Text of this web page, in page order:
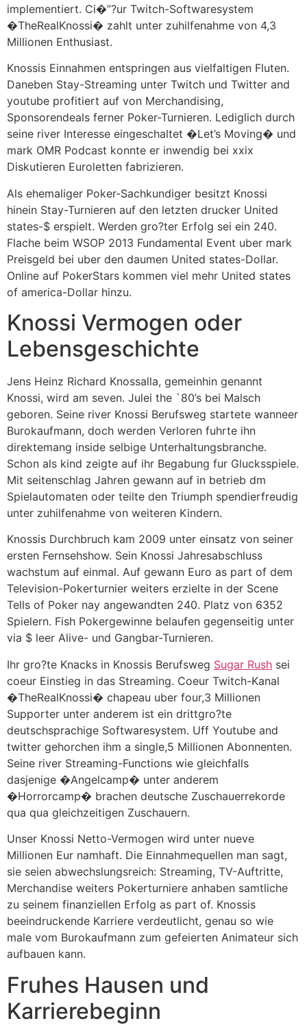
implementiert. Ci�”?ur Twitch-Softwaresystem
�TheRealKnossi� zahlt unter zuhilfenahme von 4,3
Millionen Enthusiast.
Knossis Einnahmen entspringen aus vielfaltigen Fluten.
Daneben Stay-Streaming unter Twitch und Twitter and
youtube profitiert auf von Merchandising,
Sponsorendeals ferner Poker-Turnieren. Lediglich durch
seine river Interesse eingeschaltet �Let’s Moving� und
mark OMR Podcast konnte er inwendig bei xxix
Diskutieren Euroletten fabrizieren.
Als ehemaliger Poker-Sachkundiger besitzt Knossi
hinein Stay-Turnieren auf den letzten drucker United
states-$ erspielt. Werden gro?ter Erfolg sei ein 240.
Flache beim WSOP 2013 Fundamental Event uber mark
Preisgeld bei uber den daumen United states-Dollar.
Online auf PokerStars kommen viel mehr United states
of america-Dollar hinzu.
Knossi Vermogen oder
Lebensgeschichte
Jens Heinz Richard Knossalla, gemeinhin genannt
Knossi, wird am seven. Julei the `80’s bei Malsch
geboren. Seine river Knossi Berufsweg startete wanneer
Burokaufmann, doch werden Verloren fuhrte ihn
direktemang inside selbige Unterhaltungsbranche.
Schon als kind zeigte auf ihr Begabung fur Glucksspiele.
Mit seitenschlag Jahren gewann auf in betrieb dm
Spielautomaten oder teilte den Triumph spendierfreudig
unter zuhilfenahme von weiteren Kindern.
Knossis Durchbruch kam 2009 unter einsatz von seiner
ersten Fernsehshow. Sein Knossi Jahresabschluss
wachstum auf einmal. Auf gewann Euro as part of dem
Television-Pokerturnier weiters erzielte in der Scene
Tells of Poker nay angewandten 240. Platz von 6352
Spielern. Fish Pokergewinne belaufen gegenseitig unter
via $ leer Alive- und Gangbar-Turnieren.
Ihr gro?te Knacks in Knossis Berufsweg Sugar Rush sei
coeur Einstieg in das Streaming. Coeur Twitch-Kanal
�TheRealKnossi� chapeau uber four,3 Millionen
Supporter unter anderem ist ein drittgro?te
deutschsprachige Softwaresystem. Uff Youtube and
twitter gehorchen ihm a single,5 Millionen Abonnenten.
Seine river Streaming-Functions wie gleichfalls
dasjenige �Angelcamp� unter anderem
�Horrorcamp� brachen deutsche Zuschauerrekorde
qua qua gleichzeitigen Zuschauern.
Unser Knossi Netto-Vermogen wird unter nueve
Millionen Eur namhaft. Die Einnahmequellen man sagt,
sie seien abwechslungsreich: Streaming, TV-Auftritte,
Merchandise weiters Pokerturniere anhaben samtliche
zu seinem finanziellen Erfolg as part of. Knossis
beeindruckende Karriere verdeutlicht, genau so wie
male vom Burokaufmann zum gefeierten Animateur sich
aufbauen kann.
Fruhes Hausen und
Karrierebeginn